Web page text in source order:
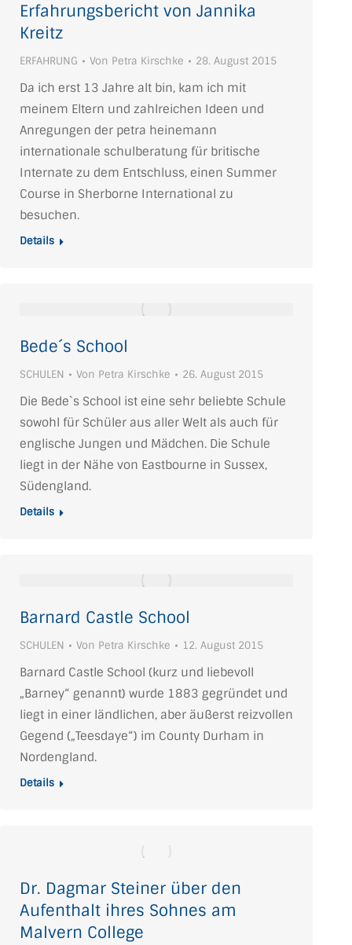
Erfahrungsbericht von Jannika
Kreitz
ERFAHRUNG Von Petra Kirschke 28. August 2015
Da ich erst 13 Jahre alt bin, kam ich mit
meinem Eltern und zahlreichen Ideen und
Anregungen der petra heinemann
internationale schulberatung für britische
Internate zu dem Entschluss, einen Summer
Course in Sherborne International zu
besuchen.
Details
Bede´s School
SCHULEN Von Petra Kirschke 26. August 2015
Die Bede`s School ist eine sehr beliebte Schule
sowohl für Schüler aus aller Welt als auch für
englische Jungen und Mädchen. Die Schule
liegt in der Nähe von Eastbourne in Sussex,
Südengland.
Details
Barnard Castle School
SCHULEN Von Petra Kirschke 12. August 2015
Barnard Castle School (kurz und liebevoll
„Barney“ genannt) wurde 1883 gegründet und
liegt in einer ländlichen, aber äußerst reizvollen
Gegend („Teesdaye“) im County Durham in
Nordengland.
Details
Dr. Dagmar Steiner über den
Aufenthalt ihres Sohnes am
Malvern College